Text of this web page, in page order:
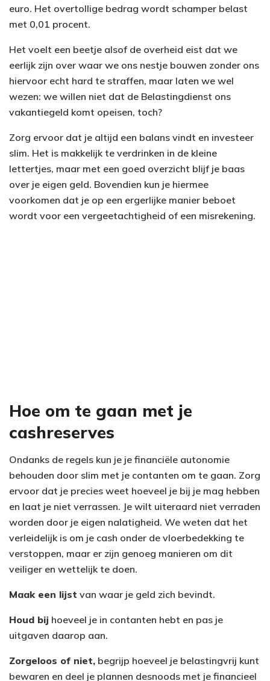
euro. Het overtollige bedrag wordt schamper belast
met 0,01 procent.
Het voelt een beetje alsof de overheid eist dat we
eerlijk zijn over waar we ons nestje bouwen zonder ons
hiervoor echt hard te straffen, maar laten we wel
wezen: we willen niet dat de Belastingdienst ons
vakantiegeld komt opeisen, toch?
Zorg ervoor dat je altijd een balans vindt en investeer
slim. Het is makkelijk te verdrinken in de kleine
lettertjes, maar met een goed overzicht blijf je baas
over je eigen geld. Bovendien kun je hiermee
voorkomen dat je op een ergerlijke manier beboet
wordt voor een vergeetachtigheid of een misrekening.
Hoe om te gaan met je
cashreserves
Ondanks de regels kun je je financiële autonomie
behouden door slim met je contanten om te gaan. Zorg
ervoor dat je precies weet hoeveel je bij je mag hebben
en laat je niet verrassen. Je wilt uiteraard niet verraden
worden door je eigen nalatigheid. We weten dat het
verleidelijk is om je cash onder de vloerbedekking te
verstoppen, maar er zijn genoeg manieren om dit
veiliger en wettelijk te doen.
Maak een lijst van waar je geld zich bevindt.
Houd bij hoeveel je in contanten hebt en pas je
uitgaven daarop aan.
Zorgeloos of niet, begrijp hoeveel je belastingvrij kunt
bewaren en deel je plannen desnoods met je financieel